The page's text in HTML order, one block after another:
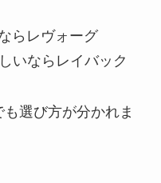
らレヴォーグ
いならレイバック
選び方が分かれま